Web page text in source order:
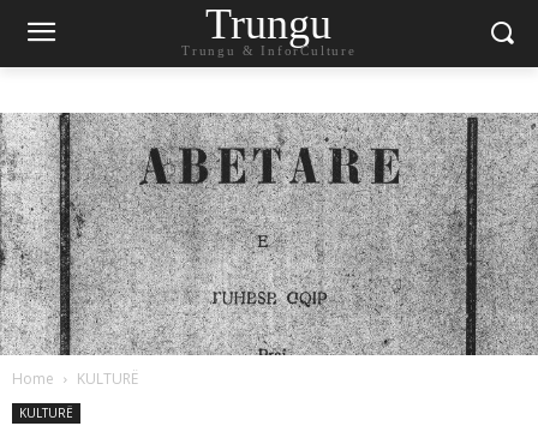
Trungu
Trungu & InforCulture
Home KULTURË
KULTURË